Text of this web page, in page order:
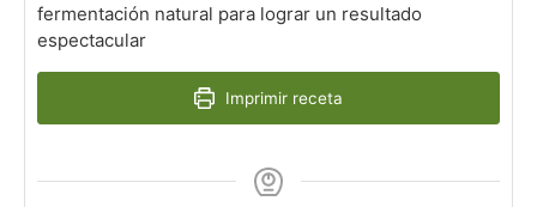
fermentación natural para lograr un resultado
espectacular
Imprimir receta